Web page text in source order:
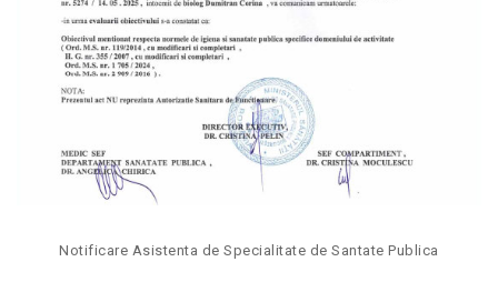
Notificare Asistenta de Specialitate de Santate Publica